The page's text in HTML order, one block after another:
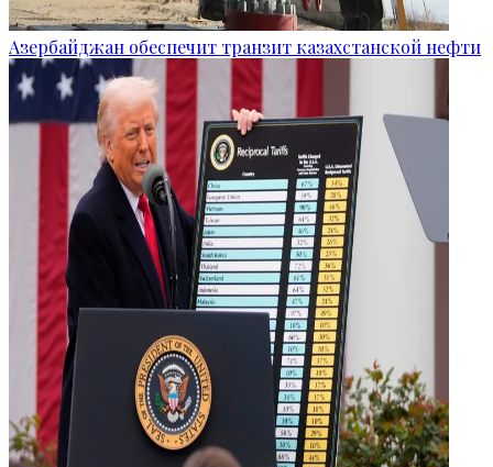
Азербайджан обеспечит транзит казахстанской нефти